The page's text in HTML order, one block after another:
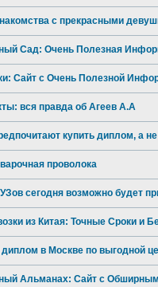
с прекрасными
Сад: Очень Полезная
Сайт с Очень Полезной
вся правда об Агеев А.А
купить диплом, а не
проволока
сегодня возможно будет
из Китая: Точные Сроки и
диплом в Москве по выгодной
Альманах: Сайт с